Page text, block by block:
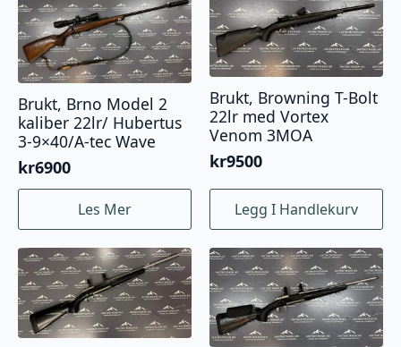
Brukt, Brno Model 2
kaliber 22lr/ Hubertus
3-9×40/A-tec Wave
kr6900
Les Mer
Brukt, Browning T-Bolt
22lr med Vortex
Venom 3MOA
kr9500
Legg I Handlekurv